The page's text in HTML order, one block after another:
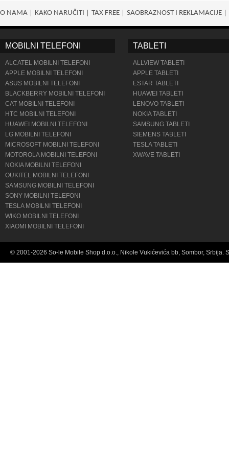
O NAMA KAKO NARUČITI TAX FREE SAOBRAZNOST I REKLAMACIJE
MOBILNI TELEFONI
ALCATEL MOBILNI TELEFONI
APPLE MOBILNI TELEFONI
ASUS MOBILNI TELEFONI
BLACKBERRY MOBILNI TELEFONI
CAT MOBILNI TELEFONI
HTC MOBILNI TELEFONI
HUAWEI MOBILNI TELEFONI
LG MOBILNI TELEFONI
MICROSOFT MOBILNI TELEFONI
MOTOROLA MOBILNI TELEFONI
NOKIA MOBILNI TELEFONI
OUKITEL MOBILNI TELEFONI
SAMSUNG MOBILNI TELEFONI
SONY MOBILNI TELEFONI
TESLA MOBILNI TELEFONI
WIKO MOBILNI TELEFONI
XIAOMI MOBILNI TELEFONI
TABLETI
ALLVIEW TABLETI
APPLE TABLETI
ESTAR TABLETI
HUAWEI TABLETI
LENOVO TABLETI
NOKIA TABLETI
SAMSUNG TABLETI
SIEMENS TABLETI
TESLA TABLETI
XWAVE TABLETI
© 2001-2026 So-le Mobile Shop d.o.o., Nikole Vukićevića bb, Sombor, Srbija.